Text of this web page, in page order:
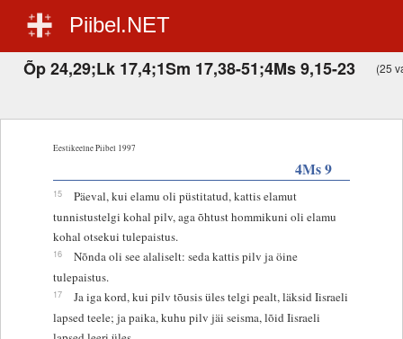
Piibel.NET
Õp 24,29;Lk 17,4;1Sm 17,38-51;4Ms 9,15-23 (25
Eestikeelne Piibel 1997
4Ms 9
15
Päeval, kui elamu oli püstitatud, kattis elamut
tunnistustelgi kohal pilv, aga õhtust hommikuni oli elamu
kohal otsekui tulepaistus.
16
Nõnda oli see alaliselt: seda kattis pilv ja öine
tulepaistus.
17
Ja iga kord, kui pilv tõusis üles telgi pealt, läksid Iisraeli
lapsed teele; ja paika, kuhu pilv jäi seisma, lõid Iisraeli